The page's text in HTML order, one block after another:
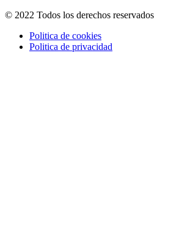
© 2022 Todos los derechos reservados
Politica de cookies
Politica de privacidad